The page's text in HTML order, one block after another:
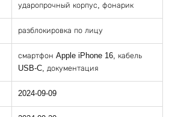
ударопрочный корпус, фонарик
разблокировка по лицу
смартфон Apple iPhone 16, кабель
USB-C, документация
2024-09-09